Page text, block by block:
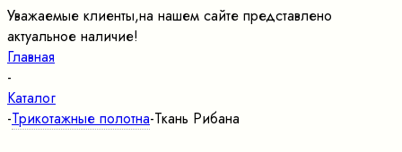
Уважаемые клиенты,на нашем сайте представлено
актуальное наличие!
Главная
-
Каталог
-Трикотажные полотна-Ткань Рибана